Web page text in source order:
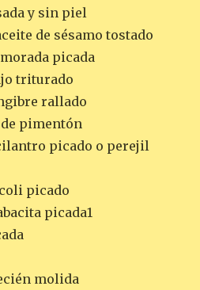
y sin piel
de sésamo tostado
picada
triturado
rallado
pimentón
picado o perejil
picado
picada1
molida